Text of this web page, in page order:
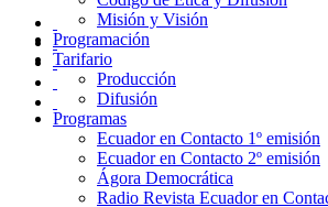
Misión y Visión
Programación
Tarifario
Producción
Difusión
Programas
Ecuador en Contacto 1º emisión
Ecuador en Contacto 2º emisión
Ágora Democrática
Radio Revista Ecuador en